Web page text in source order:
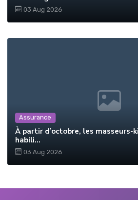
03 Aug 2026
Assurance
À partir d’octobre, les masseurs-
habili...
03 Aug 2026